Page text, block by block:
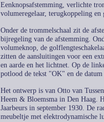
Eenknopsafstemming, verlichte
volumeregelaar, terugkoppeling
Onder de trommelschaal zit de
bijregeling van de afstemming.
volumeknop, de
zitten de aansluitingen voor een
en aarde en het lichtnet. Op de
potlood de tekst "OK" en de
Het ontwerp is van Otto van
Heem & Bloemsma in Den Haag.
Jaarbeurs in september 1930. De
meubeltje met elektrodynamische